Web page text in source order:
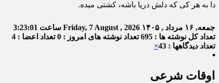
هر کی که دلش دریا باشه، کشتی میده.
جمعه, ۱۶ مرداد , ۱۴۰۵ Friday, 7 August , 2026 ساعت 3:23:02
تعداد کل نوشته ها : 695
تعداد نوشته های امروز : 0
تعداد اعضا : 4
تعداد دیدگاهها : 43
×
اوقات شرعی